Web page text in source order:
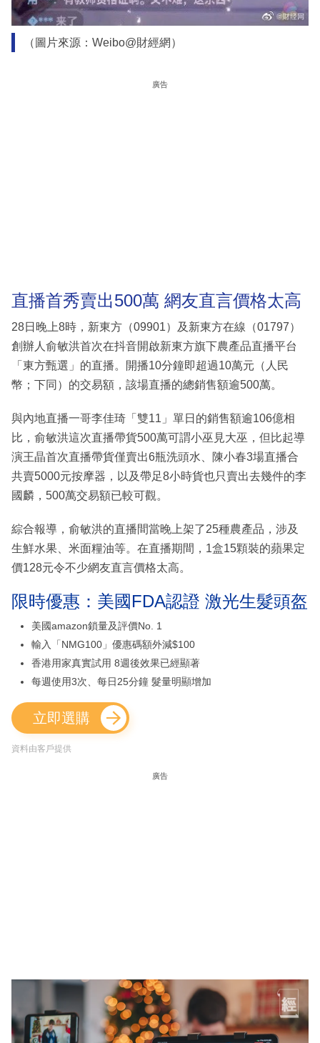
（圖片來源：Weibo@財經網）
廣告
直播首秀賣出500萬 網友直言價格太高
28日晚上8時，新東方（09901）及新東方在線（01797）
創辦人俞敏洪首次在抖音開啟新東方旗下農產品直播平台
「東方甄選」的直播。開播10分鐘即超過10萬元（人民
幣；下同）的交易額，該場直播的總銷售額逾500萬。
與內地直播一哥李佳琦「雙11」單日的銷售額逾106億相
比，俞敏洪這次直播帶貨500萬可謂小巫見大巫，但比起導
演王晶首次直播帶貨僅賣出6瓶洗頭水、陳小春3場直播合
共賣5000元按摩器，以及帶足8小時貨也只賣出去幾件的李
國麟，500萬交易額已較可觀。
綜合報導，俞敏洪的直播間當晚上架了25種農產品，涉及
生鮮水果、米面糧油等。在直播期間，1盒15顆裝的蘋果定
價128元令不少網友直言價格太高。
限時優惠：美國FDA認證 激光生髮頭盔
美國amazon鎖量及評價No. 1
輸入「NMG100」優惠碼額外減$100
香港用家真實試用 8週後效果已經顯著
每週使用3次、每日25分鐘 髮量明顯增加
立即選購
資料由客戶提供
廣告